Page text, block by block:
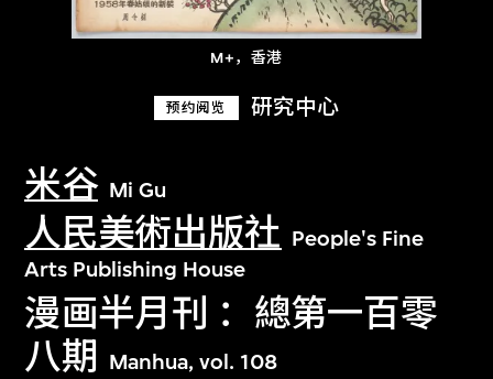
M+，香港
预约阅览 研究中心
米谷 Mi Gu
人民美術出版社 People's Fine
Arts Publishing House
漫画半月刊 ：總第一百零
八期
Manhua, vol. 108